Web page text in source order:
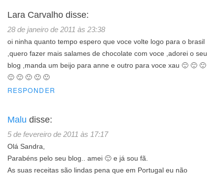
Lara Carvalho disse:
28 de janeiro de 2011 às 23:38
oi ninha quanto tempo espero que voce volte logo para o brasil
,quero fazer mais salames de chocolate com voce ,adorei o seu
blog ,manda um beijo para anne e outro para voce xau 🙂 🙂 🙂
🙂 🙂 🙂 🙂 🙂
RESPONDER
Malu disse:
5 de fevereiro de 2011 às 17:17
Olá Sandra,
Parabéns pelo seu blog.. amei 🙂 e já sou fã.
As suas receitas são lindas pena que em Portugal eu não